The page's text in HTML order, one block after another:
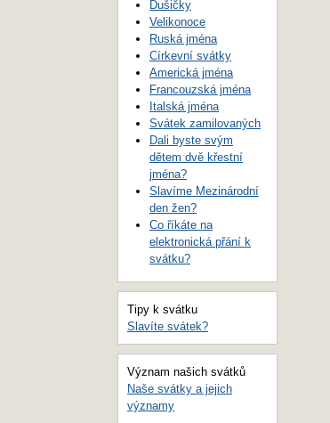
Dušičky
Velikonoce
Ruská jména
Církevní svátky
Americká jména
Francouzská jména
Italská jména
Svátek zamilovaných
Dali byste svým
dětem dvě křestní
jména?
Slavíme Mezinárodní
den žen?
Co říkáte na
elektronická přání k
svátku?
Tipy k svátku
Slavíte svátek?
Význam našich svátků
Naše svátky a jejich
významy